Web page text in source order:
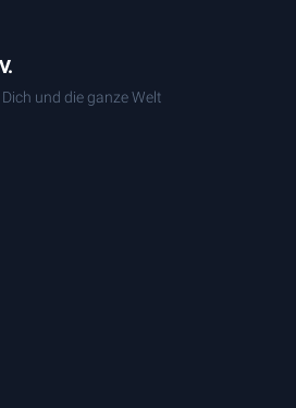
und die ganze Welt